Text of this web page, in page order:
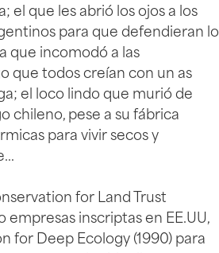
el que les abrió los ojos a los
para que defendieran lo
que incomodó a las
que todos creían con un as
el loco lindo que murió de
chileno, pese a su fábrica
para vivir secos y
for Land Trust
inscriptas en EE.UU,
for Deep Ecology (1990) para